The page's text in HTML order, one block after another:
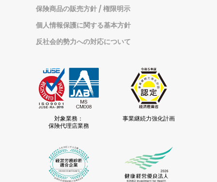
保険商品の販売方針 / 権限明示
個人情報保護に関する基本方針
反社会的勢力への対応について
対象業務：
保険代理店業務
事業継続力強化計画